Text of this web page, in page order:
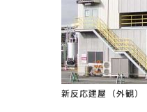
新反応建屋（外観）